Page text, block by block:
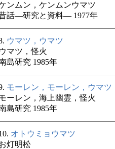
ンムン，ケンムンウマツ
話―研究と資料― 1977年
ウマツ，ウマツ
ウマツ，怪火
島研究 1985年
モーレン，モーレン，ウマツ
ーレン，海上幽霊，怪火
島研究 1985年
オトウミョウマツ
灯明松